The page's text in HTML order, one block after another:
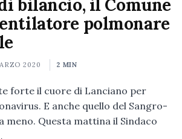
bilancio, il Comune
polmonare
2020 2 MIN
forte il cuore di Lanciano per
E anche quello del Sangro-
meno. Questa mattina il Sindaco